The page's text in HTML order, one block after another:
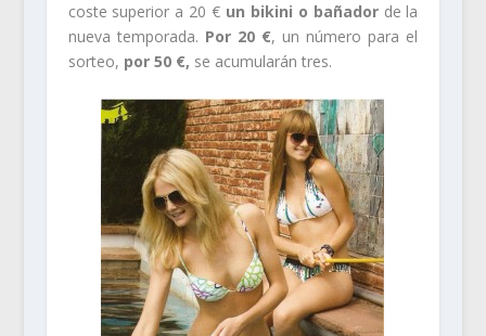
coste superior a 20 € un bikini o bañadorde la
nueva temporada. Por 20 €, un número para el
sorteo, por 50 €, se acumularán tres.